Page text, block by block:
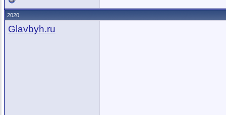
2020
Glavbyh.ru